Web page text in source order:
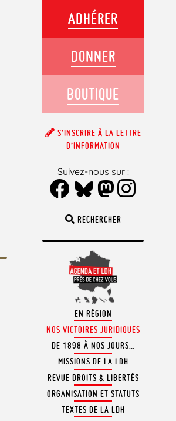
RECHERCHER
EN RÉGION
NOS VICTOIRES JURIDIQUES
DE 1898 À NOS JOURS…
MISSIONS DE LA LDH
REVUE DROITS & LIBERTÉS
ORGANISATION ET STATUTS
TEXTES DE LA LDH
ADHÉRER
DONNER
BOUTIQUE
S’INSCRIRE À LA LETTRE
D’INFORMATION
Suivez-nous sur :